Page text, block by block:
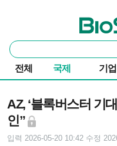
바이오스
통
합
검
색
전체 국제 기업
AZ, ‘블록버스터 기
인”
입력 2026-05-20 10:42 수정